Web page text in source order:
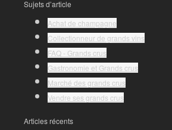
Sujets d’article
Achat de champagne
Collectionneur de grands vins
FAQ - Grands crus
Gastronomie et Grands crus
Marché des grands crus
Vendre ses grands crus
Articles récents